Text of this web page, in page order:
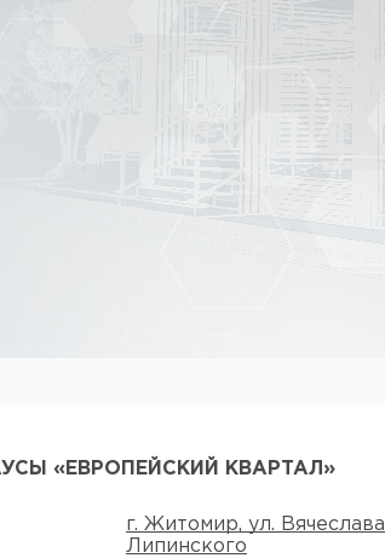
«ЕВРОПЕЙСКИЙ КВАРТАЛ»
г. Житомир, ул. Вячеслава
Липинского